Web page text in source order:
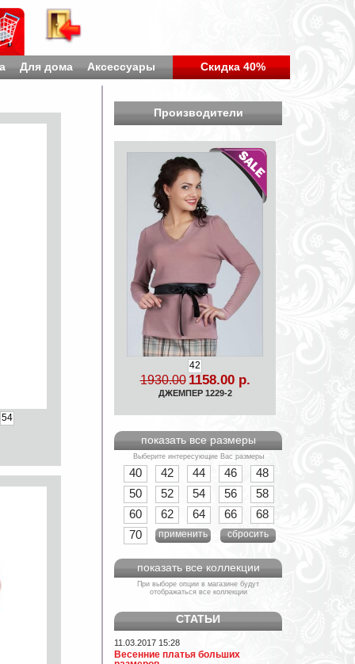
Для дома Аксессуары Скидка 40%
54
Производители
42
1930.00 1158.00 р.
ДЖЕМПЕР 1229-2
показать все размеры
Выберите интересующие Вас размеры
40 42 44 46
48
50
52 54 56
58
60
62 64 66
68
70
применить сбросить
показать все коллекции
При выборе опции в магазине будут
отображаться все коллекции
СТАТЬИ
11.03.2017 15:28
Весенние платья больших